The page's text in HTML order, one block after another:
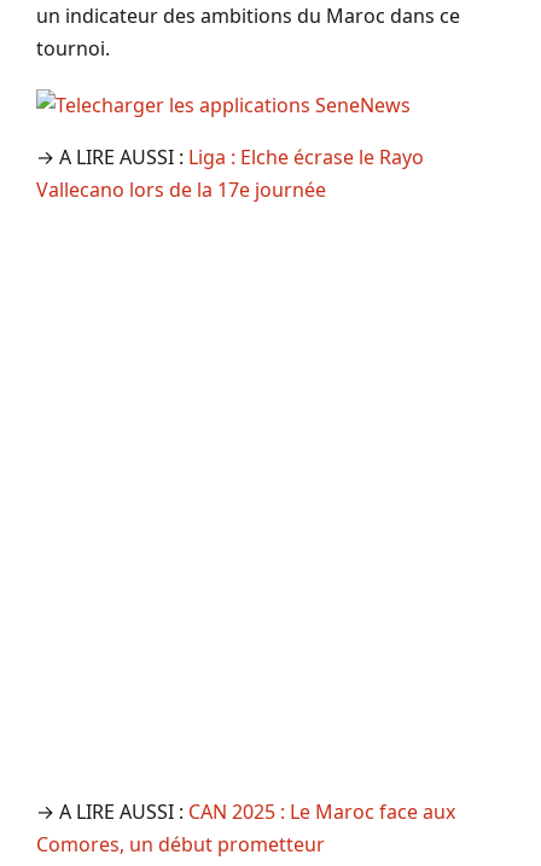
un indicateur des ambitions du Maroc dans ce
tournoi.
→ A LIRE AUSSI : Liga : Elche écrase le Rayo
Vallecano lors de la 17e journée
→ A LIRE AUSSI : CAN 2025 : Le Maroc face aux
Comores, un début prometteur